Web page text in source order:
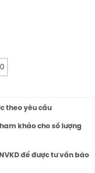
theo yêu cầu
khảo cho số lượng
để được tư vấn báo